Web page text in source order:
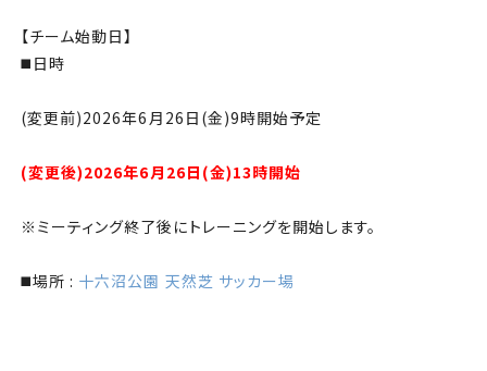
パートナー
NPO
その他
【チーム始動日】
◼️日時
(変更前)2026年6月26日(金)9時開始予定
(変更後)2026年6月26日(金)13時開始
※ミーティング終了後にトレーニングを開始します。
◼️場所 : 十六沼公園 天然芝 サッカー場